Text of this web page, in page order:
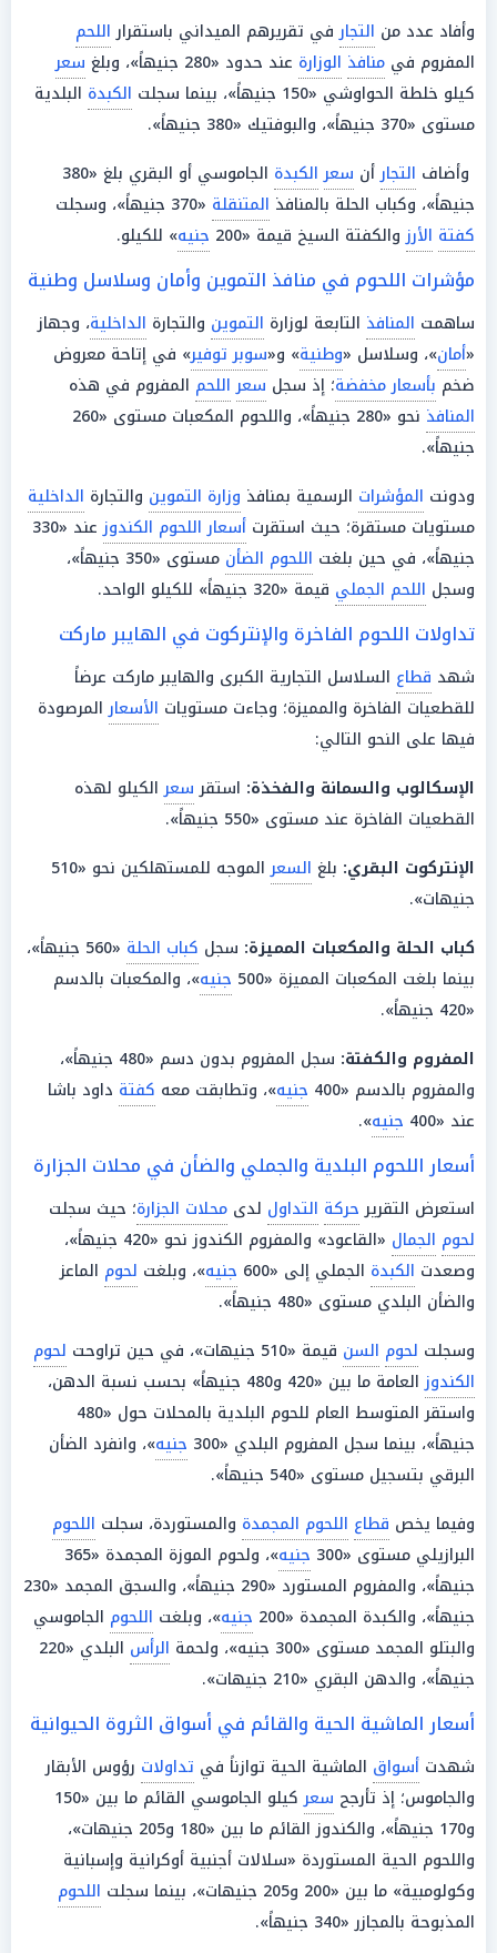
وأفاد عدد من التجارفي تقريرهم الميداني باستقراراللحم
المفروم في منافذ الوزارة عند حدود «280 جنيهاً»، وبلغ
سعر
كيلو خلطة الحواوشي «150 جنيهاً»، بينما سجلت
الكبدة البلدية
مستوى «370 جنيهاً»، والبوفتيك «380 جنيهاً».
وأضاف التجارأن سعر الكبدة
الجاموسي أو البقري بلغ «380
جنيهاً»، وكباب الحلة بالمنافذ المتنقلة «370 جنيهاً»، وسجلت
كفتة الأرزوالكفتة السيخ قيمة «200 جنيه» للكيلو.
مؤشرات اللحوم في منافذ التموين وأمان وسلاسل وطنية
ساهمت المنافذ التابعة لوزارة التموين والتجارة الداخلية، وجهاز
«أمان»، وسلاسل «وطنية» و«سوبر توفير» في إتاحة معروض
ضخم بأسعار مخفضة؛ إذ سجل سعر اللحم المفروم في هذه
المنافذ
نحو «280 جنيهاً»، واللحوم المكعبات مستوى «260
جنيهاً».
ودونت المؤشرات الرسمية بمنافذ وزارة التموين والتجارة الداخلية
مستويات مستقرة؛ حيث استقرت أسعار اللحوم الكندوز
عند «330
جنيهاً»، في حين بلغت اللحوم الضأن
مستوى «350 جنيهاً»،
وسجل اللحم الجملي قيمة «320 جنيهاً» للكيلو الواحد.
تداولات اللحوم الفاخرة والإنتركوت في الهايبر ماركت
شهد قطاع السلاسل التجارية الكبرى والهايبر ماركت عرضاً
للقطعيات الفاخرة والمميزة؛ وجاءت مستويات الأسعارالمرصودة
فيها على النحو التالي:
الإسكالوب والسمانة والفخذة: استقرسعرالكيلو لهذه
القطعيات الفاخرة عند مستوى «550 جنيهاً».
الإنتركوت البقري: بلغ السعر
الموجه للمستهلكين نحو «510
جنيهات».
كباب الحلة والمكعبات المميزة: سجل كباب الحلة
«560 جنيهاً»،
بينما بلغت المكعبات المميزة «500
جنيه»، والمكعبات بالدسم
«420 جنيهاً».
المفروم والكفتة:
سجل المفروم بدون دسم «480 جنيهاً»،
والمفروم بالدسم «400
جنيه»، وتطابقت معه كفتة داود باشا
عند «400
جنيه».
أسعار اللحوم البلدية والجملي والضأن في محلات الجزارة
استعرض التقريرحركة التداول لدى محلات الجزارة؛ حيث سجلت
لحوم الجمال
«القاعود» والمفروم الكندوز نحو «420 جنيهاً»،
وصعدت الكبدة الجملي إلى «600 جنيه»، وبلغت لحوم الماعز
والضأن البلدي مستوى «480 جنيهاً».
وسجلت لحوم السن قيمة «510 جنيهات»، في حين تراوحت
لحوم
الكندوز
العامة ما بين «420 و480 جنيهاً» بحسب نسبة الدهن،
واستقر المتوسط العام للحوم البلدية بالمحلات حول «480
جنيهاً»، بينما سجل المفروم البلدي «300
جنيه»، وانفرد الضأن
البرقي بتسجيل مستوى «540 جنيهاً».
وفيما يخص قطاع اللحوم المجمدة والمستوردة، سجلت اللحوم
البرازيلي مستوى «300
جنيه
»، ولحوم الموزة المجمدة «365
جنيهاً»، والمفروم المستورد «290 جنيهاً»، والسجق المجمد «230
جنيهاً»، والكبدة المجمدة «200
جنيه»، وبلغت اللحوم الجاموسي
والبتلو المجمد مستوى «300 جنيه»، ولحمة
الرأس
البلدي «220
جنيهاً»، والدهن البقري «210 جنيهات».
أسعار الماشية الحية والقائم في أسواق الثروة الحيوانية
شهدت أسواق الماشية الحية توازناً في تداولات رؤوس الأبقار
والجاموس؛ إذ تأرجح سعر
كيلو الجاموسي القائم ما بين «150
و170 جنيهاً»، والكندوز القائم ما بين «180 و205 جنيهات»،
واللحوم الحية المستوردة «سلالات أجنبية أوكرانية وإسبانية
وكولومبية» ما بين «200 و205 جنيهات»، بينما سجلت
اللحوم
المذبوحة بالمجازر «340 جنيهاً».